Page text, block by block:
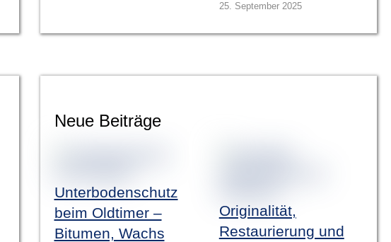
25. September 2025
Neue Beiträge
Unterbodenschutz
beim Oldtimer –
Bitumen, Wachs
Originalität,
Restaurierung und